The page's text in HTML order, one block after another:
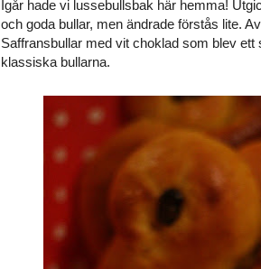
Igår hade vi lussebullsbak här hemma!
och goda bullar, men ändrade förstås lite.
Saffransbullar med vit choklad som blev
klassiska bullarna.